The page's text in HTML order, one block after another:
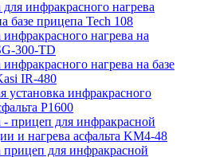
для инфракрасного нагрева
базе прицепа Tech 108
инфракрасного нагрева на
300-TD
инфракрасного нагрева на базе
IR-480
установка инфракрасного
P1600
- прицеп для инфракрасной
и нагрева асфальта KM4-48
прицеп для инфракрасной